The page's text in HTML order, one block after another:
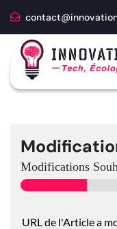
Modifications
URL de l'Article a